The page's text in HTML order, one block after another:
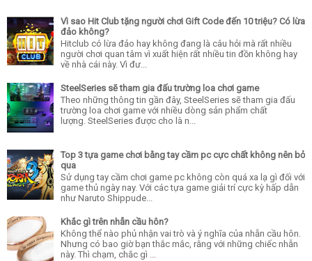
Vì sao Hit Club tặng người chơi Gift Code đến 10 triệu? Có lừa
đảo không?
Hitclub có lừa đảo hay không đang là câu hỏi mà rất nhiều
người chơi quan tâm vì xuất hiện rất nhiều tin đồn không hay
về nhà cái này. Vì đư...
SteelSeries sẽ tham gia đấu trường loa chơi game
Theo những thông tin gần đây, SteelSeries sẽ tham gia đấu
trường loa chơi game với nhiều dòng sản phẩm chất
lượng. SteelSeries được cho là n...
Top 3 tựa game chơi bằng tay cầm pc cực chất không nên bỏ
qua
Sử dụng tay cầm chơi game pc không còn quá xa lạ gì đối với
game thủ ngày nay. Với các tựa game giải trí cực kỳ hấp dẫn
như Naruto Shippude...
Khắc gì trên nhẫn cầu hôn?
Không thể nào phủ nhận vai trò và ý nghĩa của nhẫn cầu hôn.
Nhưng có bao giờ bạn thắc mắc, rằng với những chiếc nhẫn
này. Thì chạm, chắc gì ...